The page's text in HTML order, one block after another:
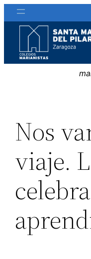
Saltar
al
contenido
Nos
viaje.